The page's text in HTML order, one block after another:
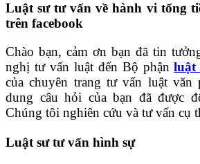
Luật sư tư vấn về hành vi tống
trên facebook
Chào bạn, cảm ơn bạn đã tin
nghị tư vấn luật đến Bộ phậnluật
của chuyên trang tư vấn luật văn
dung câu hỏi của bạn đã được
Chúng tôi nghiên cứu và tư vấn cụ
Luật sư tư vấn hình sự